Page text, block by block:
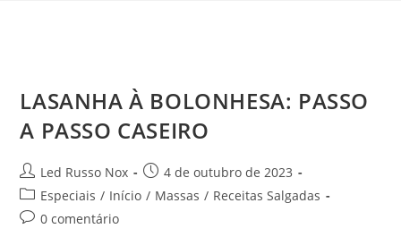
LASANHA À BOLONHESA: PASSO
A PASSO CASEIRO
Led Russo Nox
4 de outubro de 2023
Especiais / Início / Massas / Receitas Salgadas
0 comentário